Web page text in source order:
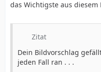
das Wichtigste aus
Zitat
Dein Bildvorschlag
jeden Fall ran . . .